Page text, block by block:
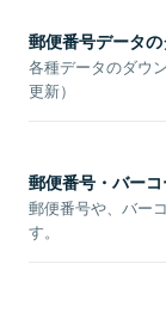
郵便番号データ
各種データのダウ
更新）
郵便番号・バー
郵便番号や、バー
す。